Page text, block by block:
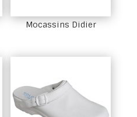
Mocassins Didier